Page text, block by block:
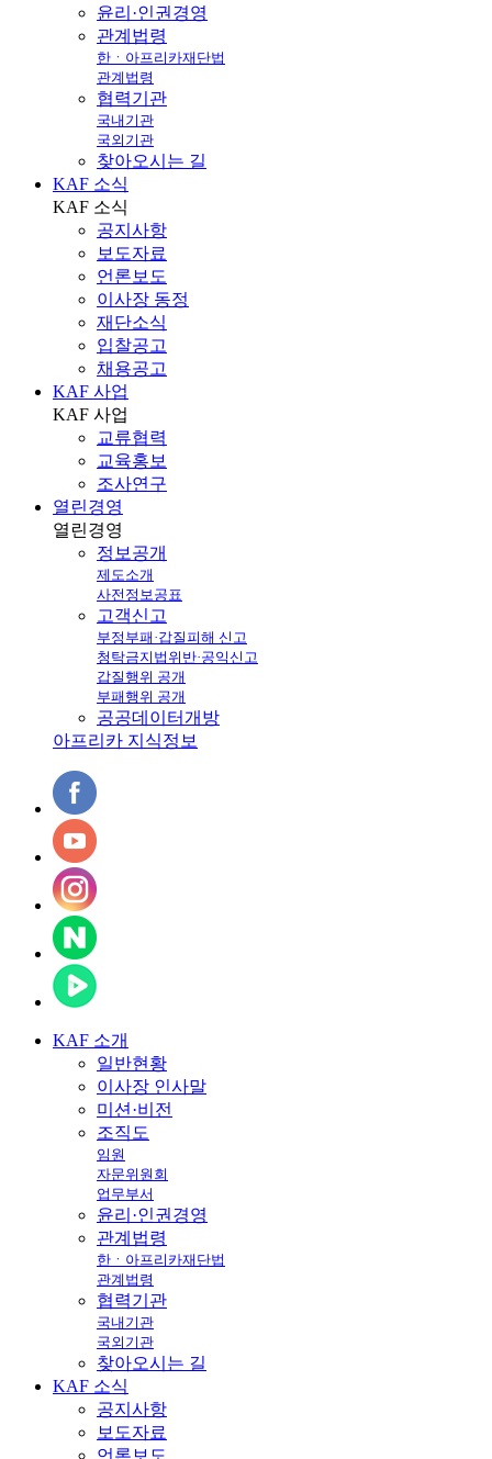
윤리·인권경영
관계법령
한ㆍ아프리카재단법
관계법령
협력기관
국내기관
국외기관
찾아오시는 길
KAF 소식
KAF 소식
공지사항
보도자료
언론보도
이사장 동정
재단소식
입찰공고
채용공고
KAF 사업
KAF 사업
교류협력
교육홍보
조사연구
열린경영
열린경영
정보공개
제도소개
사전정보공표
고객신고
부정부패·갑질피해 신고
청탁금지법위반·공익신고
갑질행위 공개
부패행위 공개
공공데이터개방
아프리카 지식정보
KAF 소개
일반현황
이사장 인사말
미션·비전
조직도
임원
자문위원회
업무부서
윤리·인권경영
관계법령
한ㆍ아프리카재단법
관계법령
협력기관
국내기관
국외기관
찾아오시는 길
KAF 소식
공지사항
보도자료
언론보도